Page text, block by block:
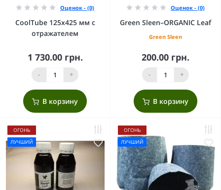
Оценок - (0)
CoolTube 125х425 мм с
отражателем
1 730.00 грн.
- +
В корзину
Оценок - (0)
Green Sleen–ORGANIC Leaf
Green Sleen
200.00 грн.
- +
В корзину
ОГОНЬ
ЛУЧШИЙ
ОГОНЬ
ЛУЧШИЙ